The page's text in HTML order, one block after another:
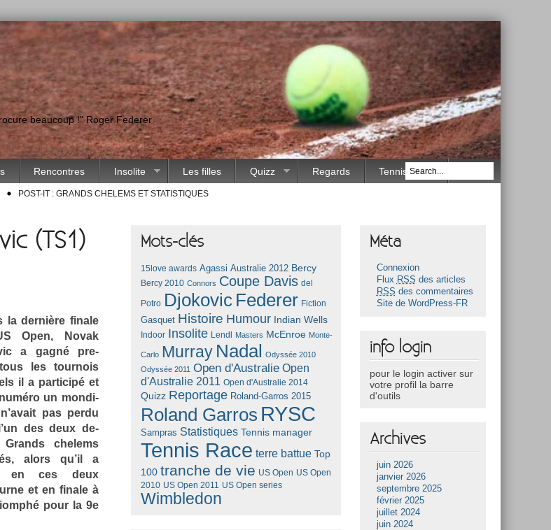
beaucoup !" Roger Federer
Rencontres Insolite Les filles Quizz Regards Tennis Race
POST-IT : GRANDS CHELEMS ET STATISTIQUES
(TS1)
la dernière fin­ale
Open, Novak
a gagné pre­
les tour­nois
il a par­ticipé et
un mon­di­
pas perdu
des deux de­
chelems
alors qu’il a
en ces deux
et en fin­ale à
pour la 9e
Mots-clés
15love awards Agassi Australie 2012 Bercy
Bercy 2010 Connors Coupe Davis del
Potro Djokovic Federer Fiction
Gasquet Histoire Humour Indian Wells
Indoor Insolite Lendl Masters McEnroe Monte-
Carlo Murray Nadal
Odyssée 2010
Odyssée 2011 Open d'Australie Open
d'Australie 2011 Open d'Australie 2014
Quizz Reportage Roland-Garros 2015
Roland Garros RYSC
Sampras Statistiques Tennis manager
Tennis Race terre battue Top
100 tranche de vie US Open US Open
2010 US Open 2011 US Open series
Wimbledon
Méta
Connexion
Flux RSS des articles
RSS des commentaires
Site de WordPress-FR
info login
pour le login activer sur
votre profil la barre
d'outils
Archives
juin 2026
janvier 2026
septembre 2025
février 2025
juillet 2024
juin 2024